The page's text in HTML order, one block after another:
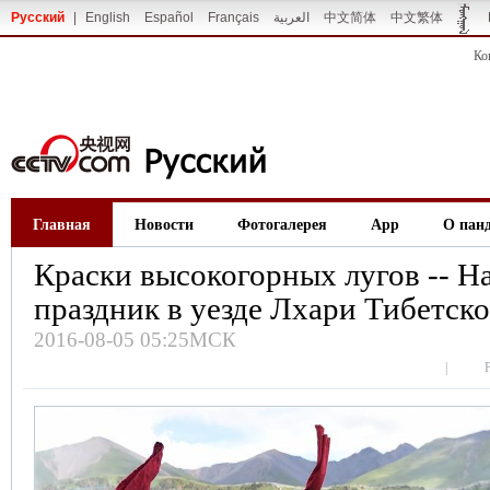
Русский English Español Français العربية 中文简体 中文繁体
Главная Новости Фотогалерея App О
Краски высокогорных лугов --
праздник в уезде Лхари
2016-08-05 05:25МСК